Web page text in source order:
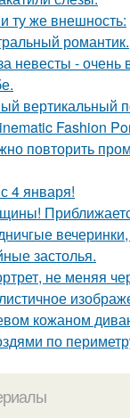
ту же внешность:
романтик.
невесты -
вертикальный
Fashion
повторить
4 января!
застолья.
не меняя
кожаном
по